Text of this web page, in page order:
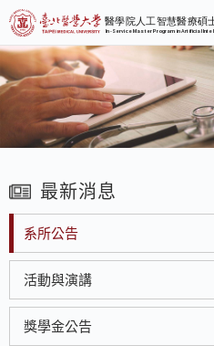
最新消息
系所公告
活動與演講
獎學金公告